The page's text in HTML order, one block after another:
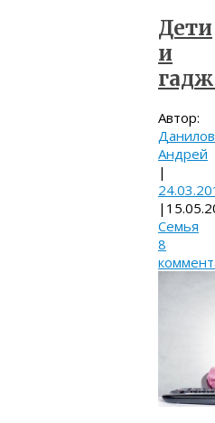
Дети
и
Автор:
Данилов
Андрей
|
|
Семья
8